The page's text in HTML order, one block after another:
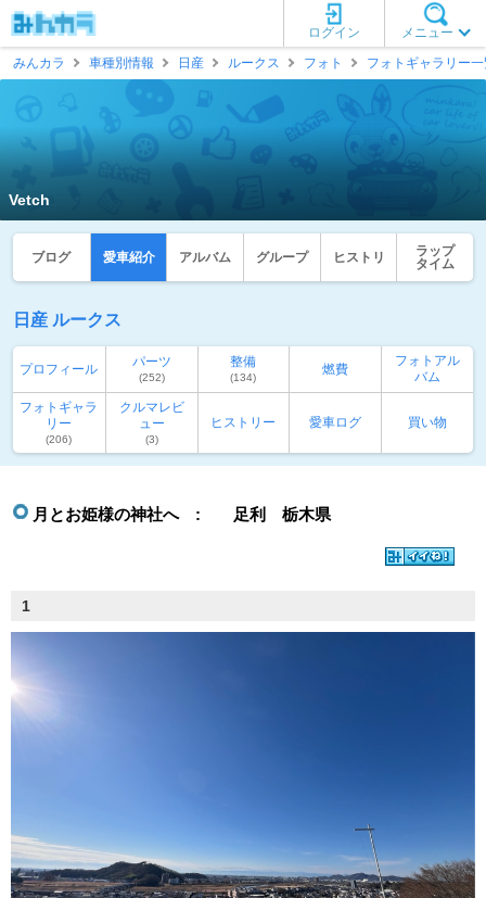
メニュー
ログイン
みんカラ
車種別情報 日産 ルークス フォト フォトギャラリー
Vetch
ブログ 愛車紹介 アルバム グループ ヒストリ
ラップ
タイム
日産 ルークス
プロフィール パーツ
(252)
整備
(134)
燃費
フォトアル
バム
フォトギャラ
リー
(206)
クルマレビ
ュー
(3)
ヒストリー 愛車ログ 買い物
月とお姫様の神社へ : 足利 栃木県
1